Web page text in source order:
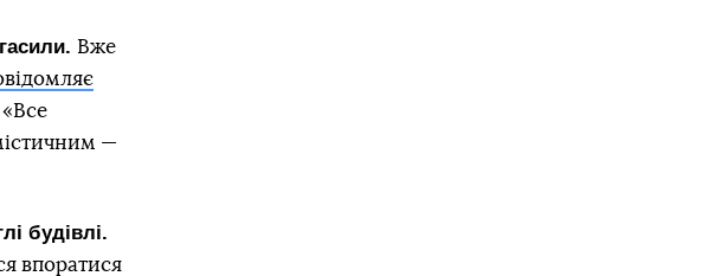
Вже
—
будівлі.
впоратися